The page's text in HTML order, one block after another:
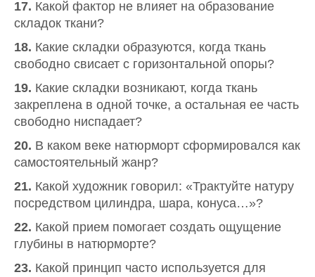
17. Какой фактор не влияет на образование
складок ткани?
18. Какие складки образуются, когда ткань
свободно свисает с горизонтальной опоры?
19. Какие складки возникают, когда ткань
закреплена в одной точке, а остальная ее часть
свободно ниспадает?
20. В каком веке натюрморт сформировался как
самостоятельный жанр?
21. Какой художник говорил: «Трактуйте натуру
посредством цилиндра, шара, конуса…»?
22. Какой прием помогает создать ощущение
глубины в натюрморте?
23. Какой принцип часто используется для